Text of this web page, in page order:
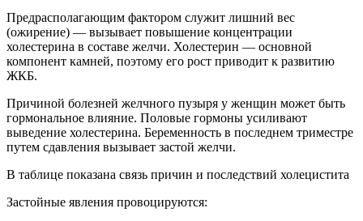
Предрасполагающим фактором служит лишний вес
(ожирение) — вызывает повышение концентрации
холестерина в составе желчи. Холестерин — основной
компонент камней, поэтому его рост приводит к развитию
ЖКБ.
Причиной болезней желчного пузыря у женщин может быть
гормональное влияние. Половые гормоны усиливают
выведение холестерина. Беременность в последнем триместре
путем сдавления вызывает застой желчи.
В таблице показана связь причин и последствий холецистита
Застойные явления провоцируются: